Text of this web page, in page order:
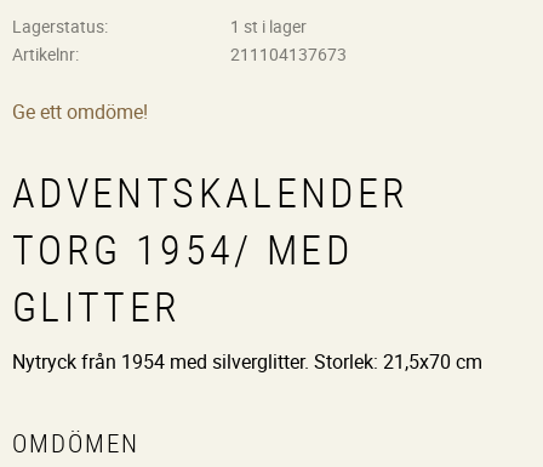
Lagerstatus
1 st i lager
Artikelnr
211104137673
Ge ett omdöme!
ADVENTSKALENDER
TORG 1954/ MED
GLITTER
Nytryck från 1954 med silverglitter. Storlek: 21,5x70 cm
OMDÖMEN